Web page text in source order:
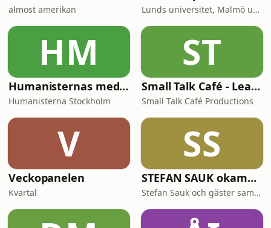
almost amerikan Lunds universitet, Malmö universitet och Region Skåne
HM
Humanisternas meditationskurs: filosofi, konst, och vardagsvetenskap
Humanisterna Stockholm
ST
Small Talk Café - Learn Swedish in Minutes
Small Talk Café Productions
V
Veckopanelen
Kvartal
SS
STEFAN SAUK okammat samtal
Stefan Sauk och gäster samtalar okammat.